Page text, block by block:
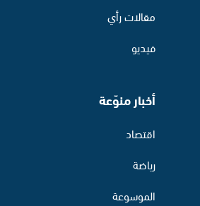
مقالات رأي
فيديو
أخبار منوّعة
اقتصاد
رياضة
الموسوعة